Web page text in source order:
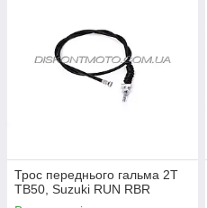
Трос переднього гальма 2T
TB50, Suzuki RUN RBR